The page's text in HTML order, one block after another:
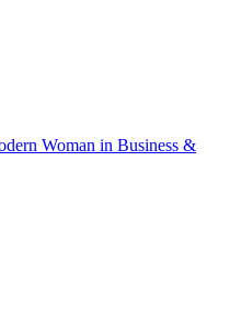
Woman in Business &